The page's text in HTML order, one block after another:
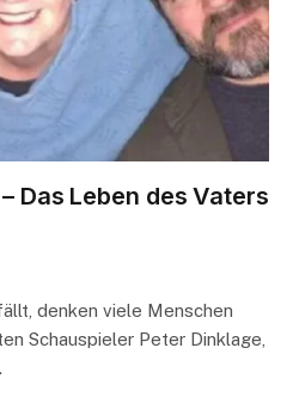
Das Leben des Vaters
denken viele Menschen
Schauspieler Peter Dinklage,